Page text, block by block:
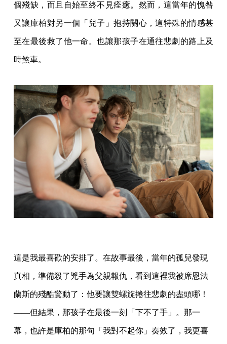
個殘缺，而且自始至終不見痊癒。然而，這當年的愧咎
又讓庫柏對另一個「兒子」抱持關心，這特殊的情感甚
至在最後救了他一命。也讓那孩子在通往悲劇的路上及
時煞車。
這是我最喜歡的安排了。在故事最後，當年的孤兒發現
真相，準備殺了兇手為父親報仇，看到這裡我被席恩法
蘭斯的殘酷驚動了：他要讓雙螺旋捲往悲劇的盡頭哪！
——但結果，那孩子在最後一刻「下不了手」。那一
幕，也許是庫柏的那句「我對不起你」奏效了，我更喜